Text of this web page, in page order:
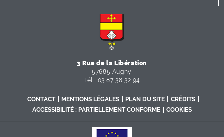
3 Rue de la Libération
57685 Augny
Tél : 03 87 38 32 94
CONTACT MENTIONS LÉGALES PLAN DU SITE
CRÉDITS
ACCESSIBILITÉ : PARTIELLEMENT CONFORME
COOKIES